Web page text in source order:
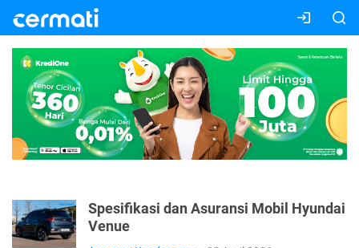
Spesifikasi dan Asuransi Mobil Hyundai
Venue